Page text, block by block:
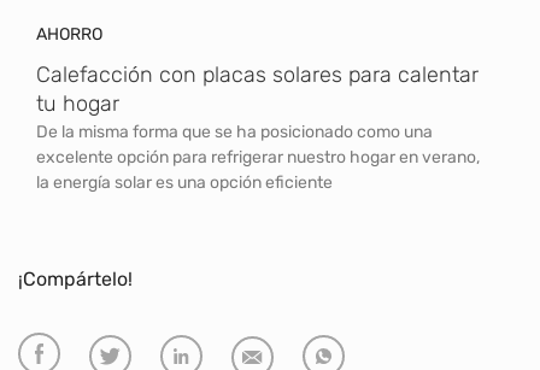
AHORRO
Calefacción con placas solares para calentar
tu hogar
De la misma forma que se ha posicionado como una
excelente opción para refrigerar nuestro hogar en verano,
la energía solar es una opción eficiente
¡Compártelo!